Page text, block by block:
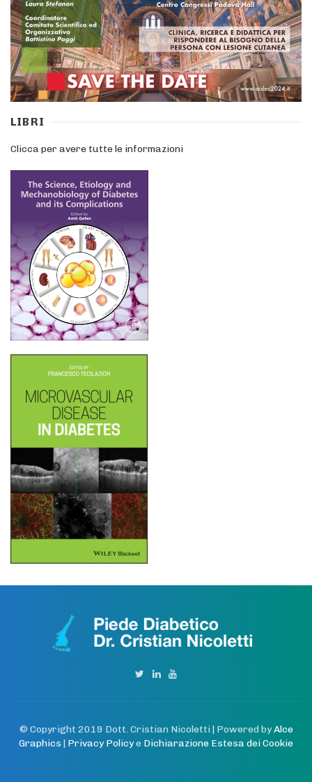
LIBRI
Clicca per avere tutte le informazioni
© Copyright 2019 Dott. Cristian Nicoletti | Powered byAlce
Graphics | Privacy Policye Dichiarazione Estesa dei Cookie